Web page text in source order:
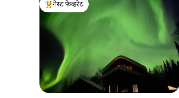
टॉप गेस्ट फेव्हरेट
गेस्ट फेव्हरेट